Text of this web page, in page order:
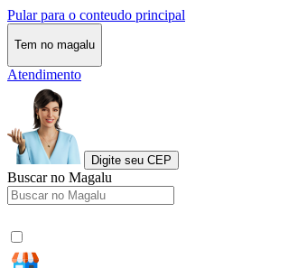
Pular para o conteudo principal
Tem no magalu
Atendimento
Digite seu CEP
Buscar no Magalu